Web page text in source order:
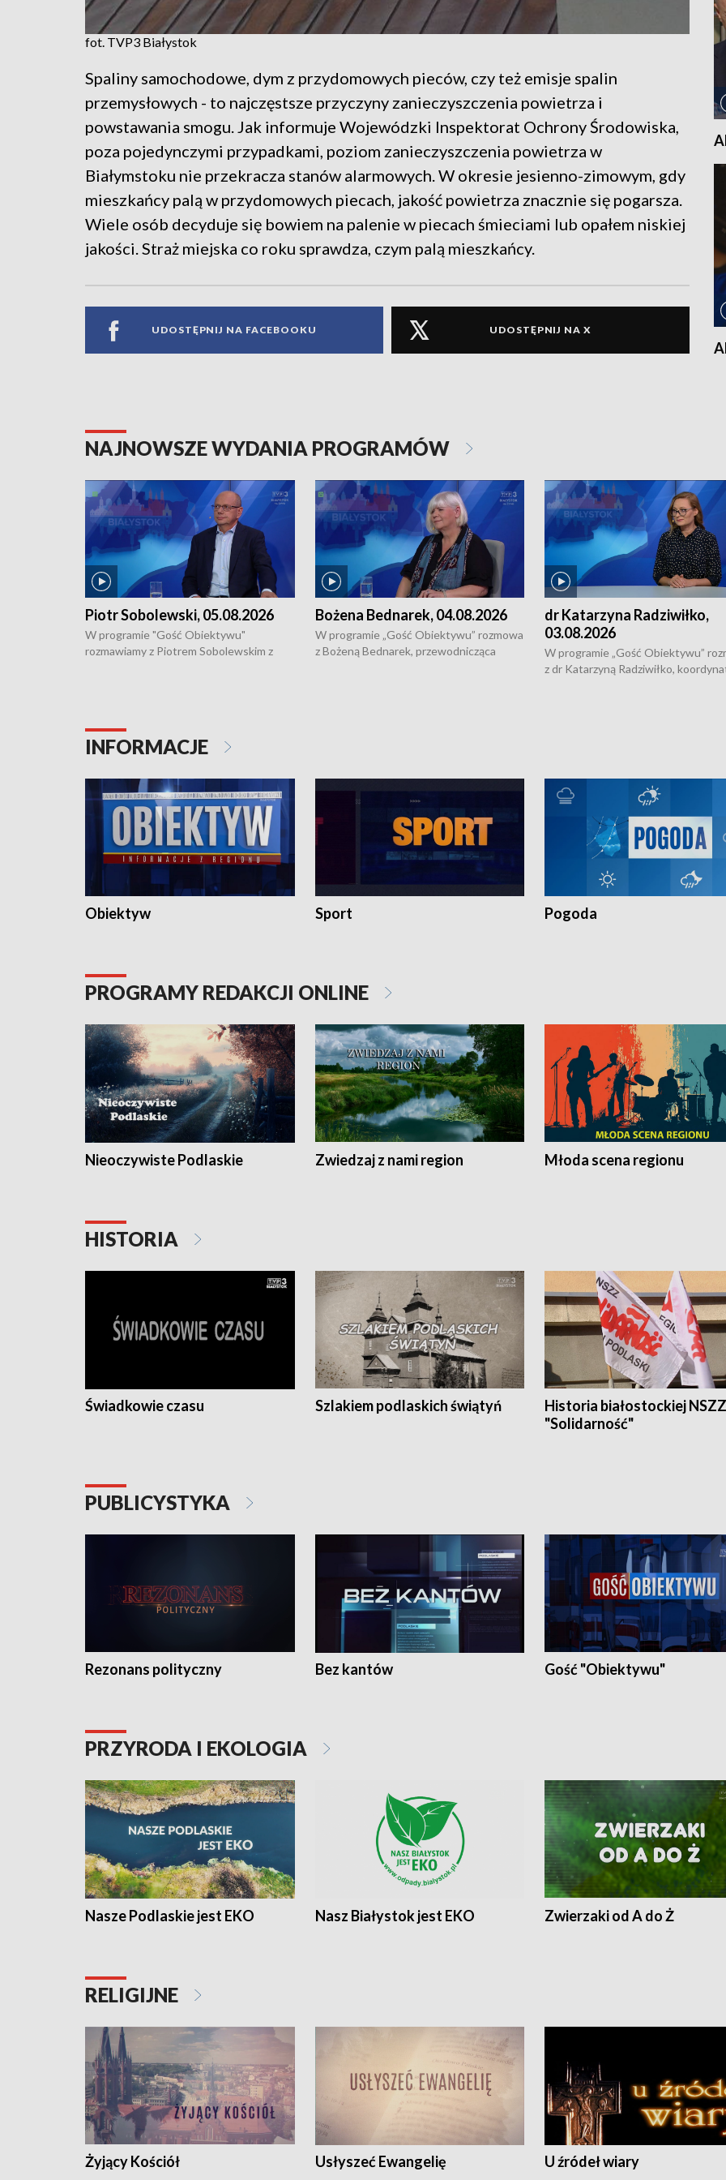
fot. TVP3 Białystok
Spaliny samochodowe, dym z przydomowych pieców, czy też emisje spalin
przemysłowych - to najczęstsze przyczyny zanieczyszczenia powietrza i
powstawania smogu. Jak informuje Wojewódzki Inspektorat Ochrony Środowiska,
poza pojedynczymi przypadkami, poziom zanieczyszczenia powietrza w
Białymstoku nie przekracza stanów alarmowych. W okresie jesienno-zimowym, gdy
mieszkańcy palą w przydomowych piecach, jakość powietrza znacznie się pogarsza.
Wiele osób decyduje się bowiem na palenie w piecach śmieciami lub opałem niskiej
jakości. Straż miejska co roku sprawdza, czym palą mieszkańcy.
UDOSTĘPNIJ NA FACEBOOKU UDOSTĘPNIJ NA X
NAJNOWSZE WYDANIA PROGRAMÓW
Piotr Sobolewski, 05.08.2026
W programie "Gość Obiektywu"
rozmawiamy z Piotrem Sobolewskim z
Bożena Bednarek, 04.08.2026
W programie „Gość Obiektywu” rozmowa
z Bożeną Bednarek, przewodnicząca
dr Katarzyna Radziwiłko,
03.08.2026
W programie „Gość Obiektywu”
z dr Katarzyną Radziwiłko,
INFORMACJE
Obiektyw Sport Pogoda
PROGRAMY REDAKCJI ONLINE
Nieoczywiste Podlaskie Zwiedzaj z nami region Młoda scena regionu
HISTORIA
Świadkowie czasu Szlakiem podlaskich świątyń
Historia białostockiej NSZZ
"Solidarność"
PUBLICYSTYKA
Rezonans polityczny Bez kantów Gość "Obiektywu"
PRZYRODA I EKOLOGIA
Nasze Podlaskie jest EKO Nasz Białystok jest EKO Zwierzaki od A do Ż
RELIGIJNE
Żyjący Kościół Usłyszeć Ewangelię U źródeł wiary